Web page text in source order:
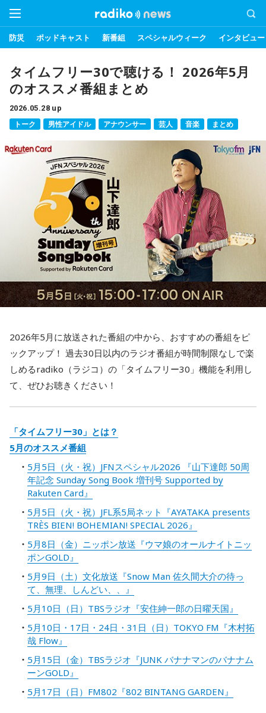
防災 ポッドキャスト 新番組 スペシャルウィーク インタビュー
タイムフリー30で聴ける！ 2026年5月
のオススメ番組まとめ
2026.05.28 up
トーク 男性アイドル アナウンサー 芸人 音楽 まとめ
2026年5月に放送された番組の中から、おすすめの番組をピ
ックアップ！ 過去30日以内のラジオ番組が時間制限なしで楽
しめるradiko（ラジコ）の「タイムフリー30」機能を利用し
て、ぜひお聴きください！
「タイムフリー30」とは？
5月のオススメ番組
5月5日（火・祝）JFNスペシャル2026 『山下達郎 50周
年記念 Sunday Song Book 増刊号 Supported by
Rakuten Card』
5月5日（火・祝）JFL系5局ネット『AYATAKA presents
TRÈS BIEN! BOHEMIAN! SPECIAL 2026』
5月8日（金）ニッポン放送『ウマ娘のオールナイトニッ
ポンGOLD』
5月9日（土）文化放送『Snow Man 佐久間大介の待っ
て、無理、しんどい、、』
5月10日（日）TBSラジオ『安住紳一郎の日曜天国』
5月10日・17日・24日・31日（日）TOKYO FM『木村拓
哉 Flow』
5月15日（金）TBSラジオ『JUNK バナナマンのバナナム
ーンGOLD』
5月17日（日）FM802『802 BINTANG GARDEN』